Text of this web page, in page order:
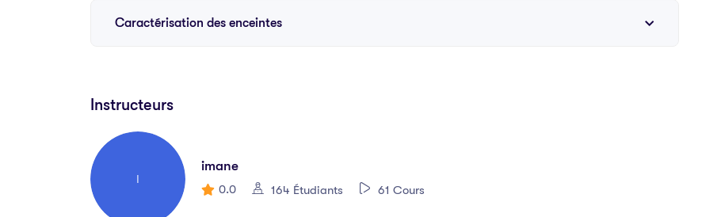
Caractérisation des enceintes
Instructeurs
I
imane
0.0 164 Étudiants 61 Cours